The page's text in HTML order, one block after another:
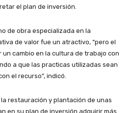
el plan de inversión.
de obra especializada en la
de valor fue un atractivo, “pero el
cambio en la cultura de trabajo con
a que las practicas utilizadas sean
el recurso”, indicó.
restauración y plantación de unas
en su plan de inversión adquirir más